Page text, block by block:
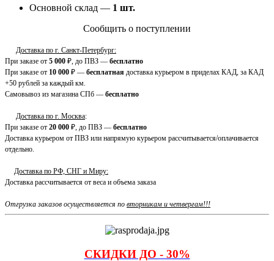
Основной склад — 1 шт.
Сообщить о поступлении
Доставка по г. Санкт-Петербург:
При заказе от 5 000 ₽, до ПВЗ — бесплатно
При заказе от 10 000 ₽ — бесплатная доставка курьером в приделах КАД, за КАД
+50 рублей за каждый км.
Самовывоз из магазина СПб — бесплатно
Доставка по г. Москва:
При заказе от 20 000 ₽, до ПВЗ — бесплатно
Доставка курьером от ПВЗ или напрямую курьером рассчитывается/оплачивается
отдельно.
Доставка по РФ, СНГ и Миру:
Доставка рассчитывается от веса и объема заказа
Отгрузка заказов осуществляется по вторникам и четвергам!!!
СКИДКИ ДО - 30%